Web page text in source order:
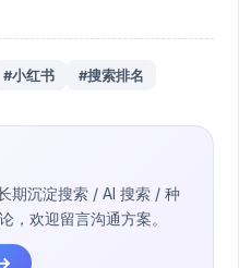
#小红书 #搜索排名
期沉淀搜索 / AI 搜索 / 种
，欢迎留言沟通方案。